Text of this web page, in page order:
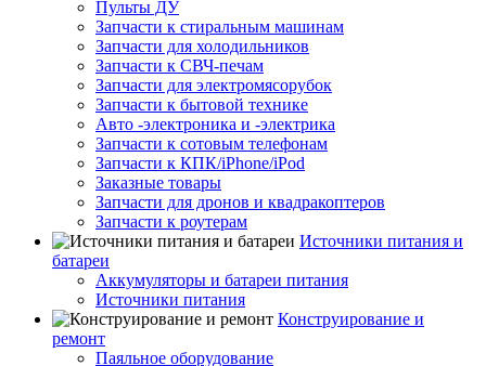
Пульты ДУ
Запчасти к стиральным машинам
Запчасти для холодильников
Запчасти к СВЧ-печам
Запчасти для электромясорубок
Запчасти к бытовой технике
Авто -электроника и -электрика
Запчасти к сотовым телефонам
Запчасти к КПК/iPhone/iPod
Заказные товары
Запчасти для дронов и квадракоптеров
Запчасти к роутерам
Источники питания и
батареи
Аккумуляторы и батареи питания
Источники питания
Конструирование и
ремонт
Паяльное оборудование